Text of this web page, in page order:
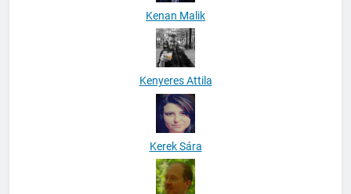
Kenan Malik
Kenyeres Attila
Kerek Sára